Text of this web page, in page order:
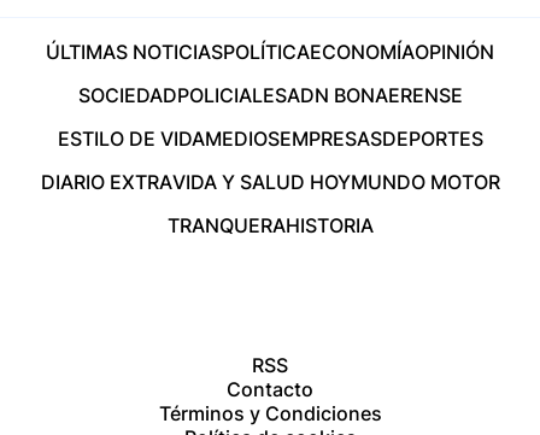
ÚLTIMAS NOTICIASPOLÍTICAECONOMÍAOPINIÓN
SOCIEDADPOLICIALESADN BONAERENSE
ESTILO DE VIDAMEDIOSEMPRESASDEPORTES
DIARIO EXTRAVIDA Y SALUD HOYMUNDO MOTOR
TRANQUERAHISTORIA
RSS
Contacto
Términos y Condiciones